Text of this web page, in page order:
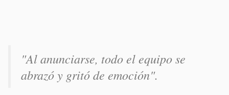
"Al anunciarse, todo el equipo se
abrazó y gritó de emoción".